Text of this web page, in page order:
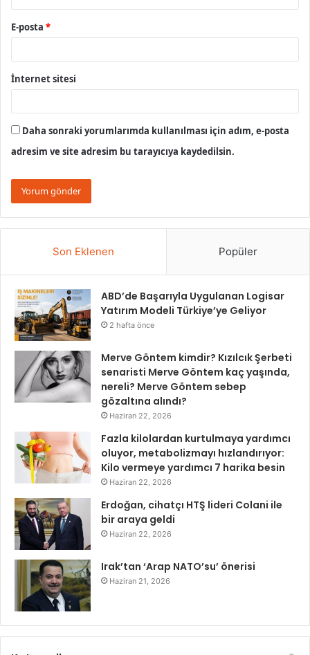
E-posta *
İnternet sitesi
Daha sonraki yorumlarımda kullanılması için adım, e-posta
adresim ve site adresim bu tarayıcıya kaydedilsin.
Son Eklenen Popüler
ABD’de Başarıyla Uygulanan Logisar
Yatırım Modeli Türkiye’ye Geliyor
2 hafta önce
Merve Göntem kimdir? Kızılcık Şerbeti
senaristi Merve Göntem kaç yaşında,
nereli? Merve Göntem sebep
gözaltına alındı?
Haziran 22, 2026
Fazla kilolardan kurtulmaya yardımcı
oluyor, metabolizmayı hızlandırıyor:
Kilo vermeye yardımcı 7 harika besin
Haziran 22, 2026
Erdoğan, cihatçı HTŞ lideri Colani ile
bir araya geldi
Haziran 22, 2026
Irak’tan ‘Arap NATO’su’ önerisi
Haziran 21, 2026